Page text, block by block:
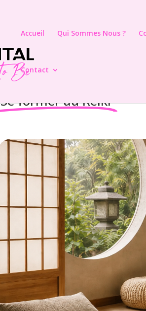
Accueil Qui Sommes Nous ?
Contact
Se former au Reiki